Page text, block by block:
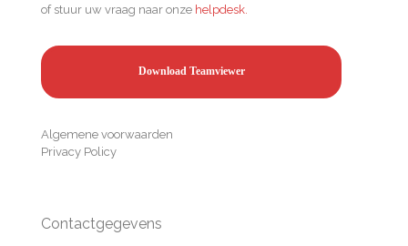
of stuur uw vraag naar onze helpdesk.
Download Teamviewer
Algemene voorwaarden
Privacy Policy
Contactgegevens